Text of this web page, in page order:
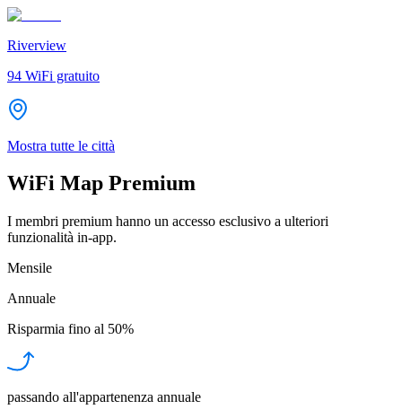
Riverview
94 WiFi gratuito
Mostra tutte le città
WiFi Map Premium
I membri premium hanno un accesso esclusivo a ulteriori
funzionalità in-app.
Mensile
Annuale
Risparmia fino al 50%
passando all'appartenenza annuale